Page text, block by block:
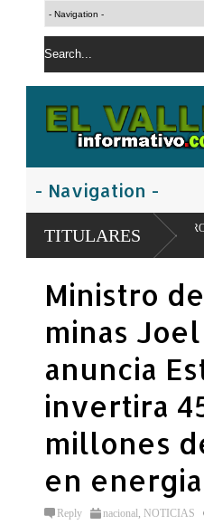
TITULARES
PIONERO DE
Ministro
minas
anuncia
invertira
millones
en
Reply nacional, NOTICIAS